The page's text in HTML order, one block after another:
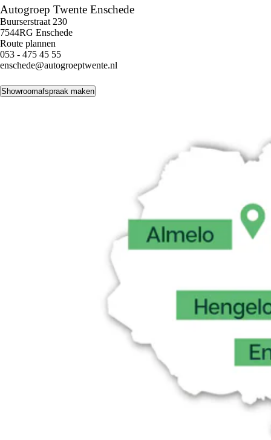
Autogroep Twente Enschede
Buurserstraat 230
7544RG Enschede
Route plannen
053 - 475 45 55
enschede@autogroeptwente.nl
Showroomafspraak maken